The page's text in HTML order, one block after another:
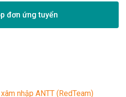
đơn ứng tuyển
nhập ANTT (RedTeam)